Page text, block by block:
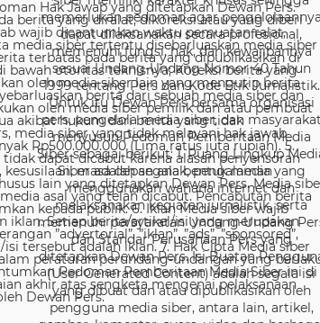
memerlukan pedoman agar pengelolaannya
dapat dilaksanakan secara profesional,
memenuhi fungsi, hak, dan kewajibannya
sesuai Undang-Undang Nomor 40 Tahun
1999 tentang Pers dan Kode Etik Jurnalistik.
Untuk itu Dewan Pers bersama organisasi
pers, pengelola media siber, dan masyarakat
menyusun Pedoman Pemberitaan Media
Siber sebagai berikut: 1. Ruang Lingkup
Siber adalah segala bentuk media yang
menggunakan wahana internet dan
melaksanakan kegiatan jurnalistik, serta
memenuhi persyaratan Undang-Undang
dan Standar Perusahaan Pers yang
ditetapkan Dewan Pers. Isi Buatan
(User Generated Content) adalah segala isi
yang dibuat dan atau dipublikasikan oleh
pengguna media siber, antara lain, artikel,